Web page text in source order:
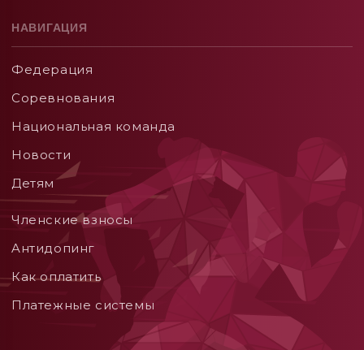
НАВИГАЦИЯ
Федерация
Соревнования
Национальная команда
Новости
Детям
Членские взносы
Aнтидопинг
Как оплатить
Платежные системы